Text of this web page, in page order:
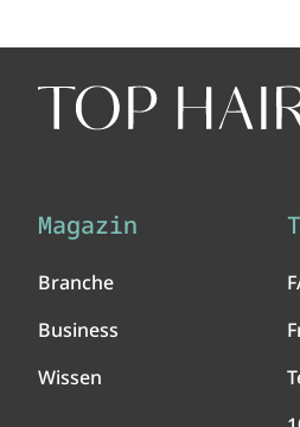
Magazin
Branche
Business
Wissen